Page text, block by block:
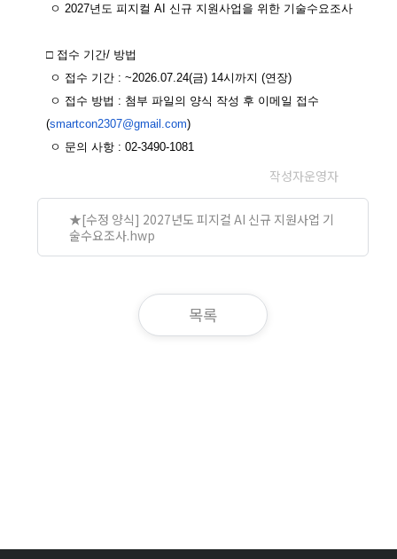
ㅇ 2027년도 피지컬 AI 신규 지원사업을 위한 기술수요조사
□ 접수 기간/ 방법
ㅇ 접수 기간 : ~2026.07.24(금) 14시까지 (연장)
ㅇ 접수 방법 : 첨부 파일의 양식 작성 후 이메일 접수
(smartcon2307@gmail.com)
ㅇ 문의 사항 : 02-3490-1081
작성자운영자
★[수정 양식] 2027년도 피지컬 AI 신규 지원사업 기
술수요조사.hwp
목록